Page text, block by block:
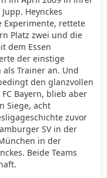
Heynckes
Experimente, rettete
Platz zwei und die
dem Essen
der einstige
Trainer an. Und
den glanzvollen
Bayern, blieb aber
Siege, acht
zuvor
SV in der
in der
Beide Teams